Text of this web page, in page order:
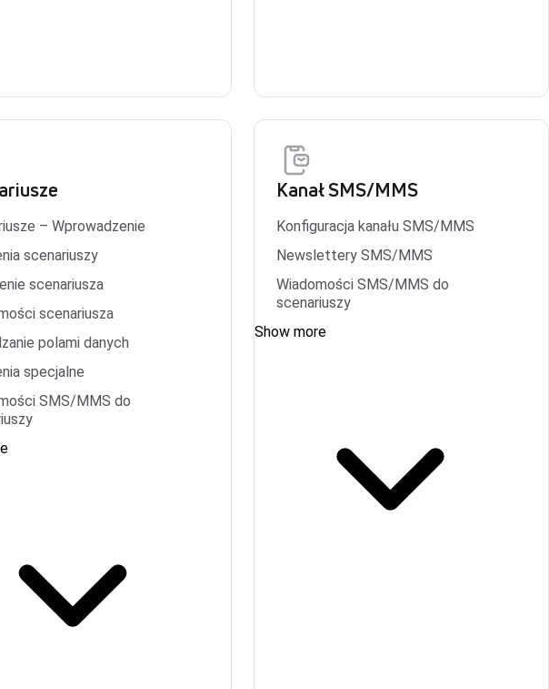
– Wprowadzenie
scenariuszy
scenariusza
scenariusza
polami danych
specjalne
SMS/MMS do
Kanał SMS/MMS
Konfiguracja kanału SMS/MMS
Newslettery SMS/MMS
Wiadomości SMS/MMS do
scenariuszy
Show more